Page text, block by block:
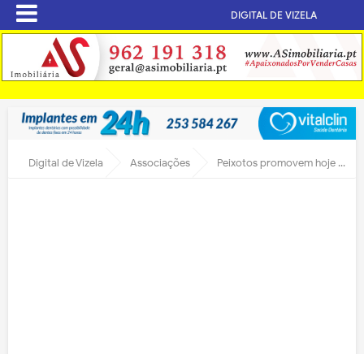
DIGITAL DE VIZELA
Digital de Vizela Associações Peixotos promovem hoje magusto na Praça